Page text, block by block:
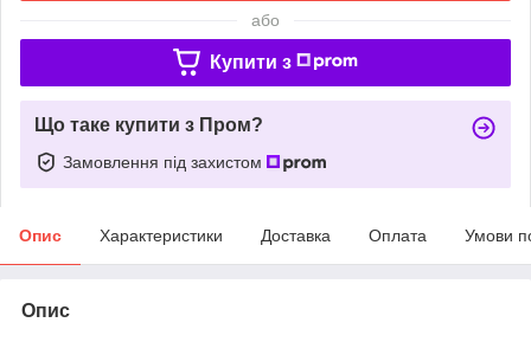
або
Купити з
Що таке купити з Пром?
Замовлення під захистом
Опис Характеристики Доставка Оплата Умови
Опис